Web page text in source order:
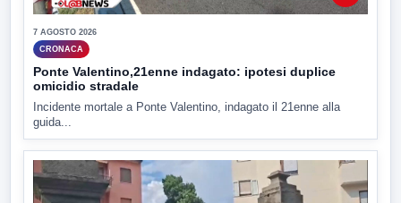
7 AGOSTO 2026
CRONACA
Ponte Valentino,21enne indagato: ipotesi duplice
omicidio stradale
Incidente mortale a Ponte Valentino, indagato il 21enne alla
guida...